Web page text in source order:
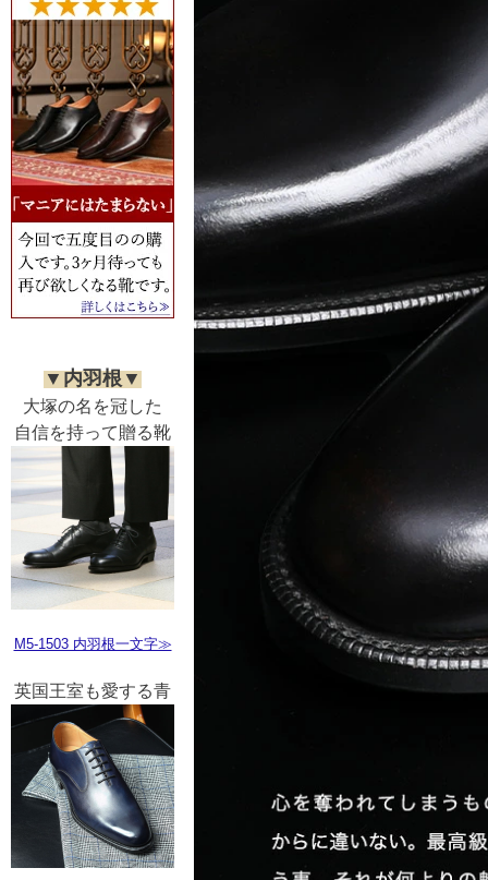
▼内羽根▼
大塚の名を冠した
自信を持って贈る靴
M5-1503 内羽根一文字≫
英国王室も愛する青